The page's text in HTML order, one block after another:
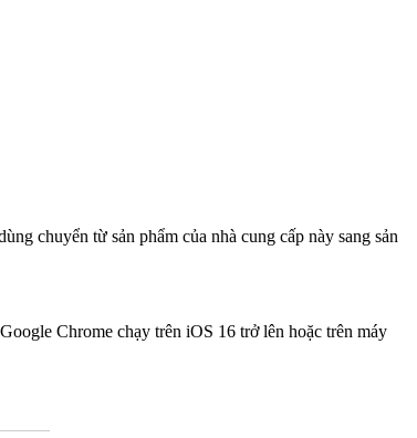
chuyển từ sản phẩm của nhà cung cấp này sang sản
Chrome chạy trên iOS 16 trở lên hoặc trên máy